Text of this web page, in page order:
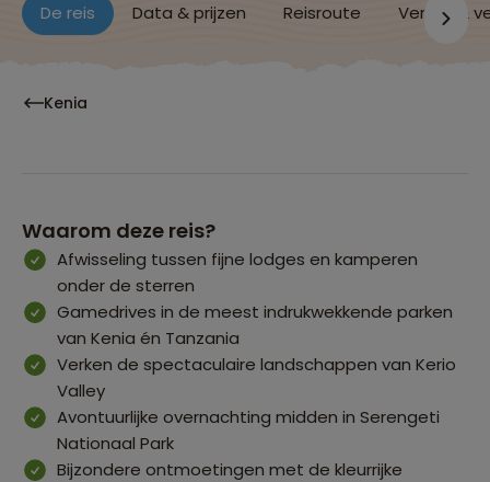
De reis Data & prijzen Reisroute Verblijf &
Kenia
Waarom deze reis?
Afwisseling tussen fijne lodges en kamperen
onder de sterren
Gamedrives in de meest indrukwekkende parken
van Kenia én Tanzania
Verken de spectaculaire landschappen van Kerio
Valley
Avontuurlijke overnachting midden in Serengeti
Nationaal Park
Bijzondere ontmoetingen met de kleurrijke